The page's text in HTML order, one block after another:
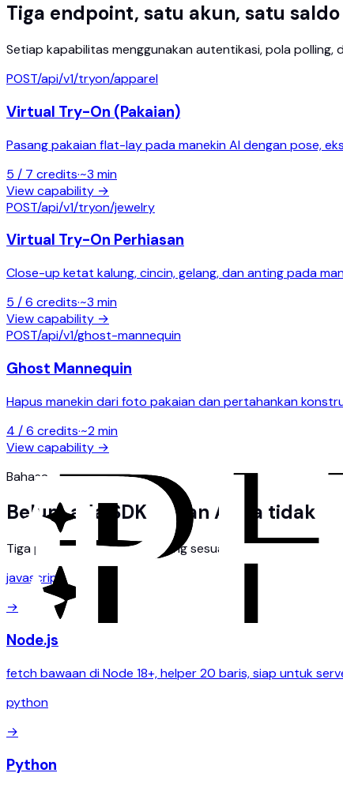
Tiga endpoint, satu akun, satu
Setiap kapabilitas menggunakan autentikasi, pola
POST/api/v1/tryon/apparel
Virtual Try-On (Pakaian)
Pasang pakaian flat-lay pada manekin AI dengan pose,
5 / 7 credits·~3 min
View capability →
POST/api/v1/tryon/jewelry
Virtual Try-On Perhiasan
Close-up ketat kalung, cincin, gelang, dan anting pada
5 / 6 credits·~3 min
View capability →
POST/api/v1/ghost-mannequin
Ghost Mannequin
Hapus manekin dari foto pakaian dan pertahankan
4 / 6 credits·~2min
View capability →
Bahasa
Belum ada SDK — dan Anda tidak
Tiga panduan siap tempel yang sesuai dengan
javascript
→
Node.js
fetch bawaan di Node 18+, helper 20 baris, siap untuk
python
→
Python